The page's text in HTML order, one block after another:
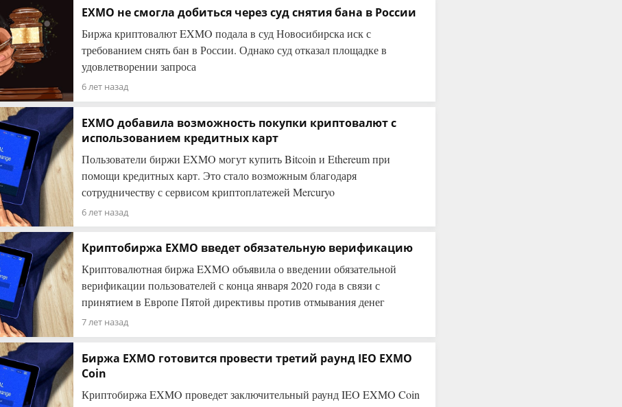
EXMO не смогла добиться через суд снятия бана в России
Биржа криптовалют EXMO подала в суд Новосибирска иск с
требованием снять бан в России. Однако суд отказал площадке в
удовлетворении запроса
6 лет назад
EXMO добавила возможность покупки криптовалют с
использованием кредитных карт
Пользователи биржи EXMO могут купить Bitcoin и Ethereum при
помощи кредитных карт. Это стало возможным благодаря
сотрудничеству с сервисом криптоплатежей Mercuryo
6 лет назад
Криптобиржа EXMO введет обязательную верификацию
Криптовалютная биржа EXMO объявила о введении обязательной
верификации пользователей с конца января 2020 года в связи с
принятием в Европе Пятой директивы против отмывания денег
7 лет назад
Биржа EXMO готовится провести третий раунд IEO EXMO
Coin
Криптобиржа EXMO проведет заключительный раунд IEO EXMO Coin